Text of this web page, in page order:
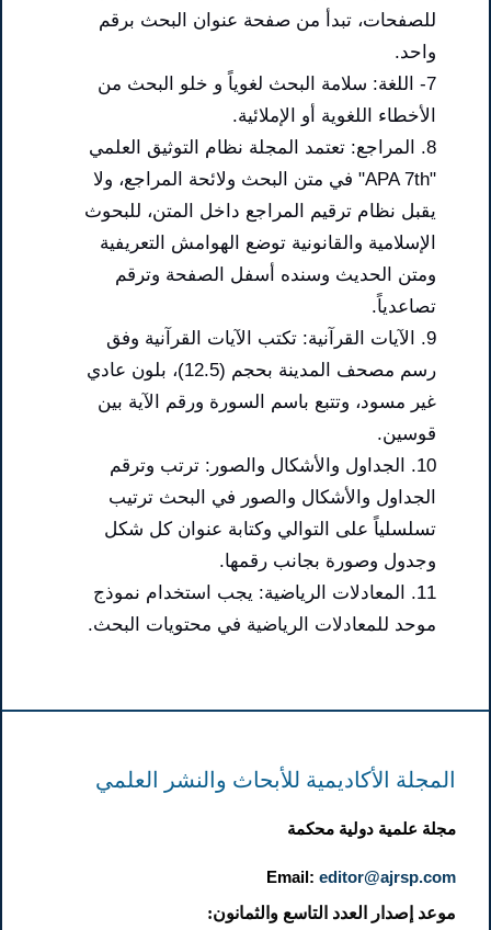
للصفحات، تبدأ من صفحة عنوان البحث برقم
واحد.
7- اللغة: سلامة البحث لغوياً و خلو البحث من
الأخطاء اللغوية أو الإملائية.
8. المراجع: تعتمد المجلة نظام التوثيق العلمي
"APA 7th" في متن البحث ولائحة المراجع، ولا
يقبل نظام ترقيم المراجع داخل المتن، للبحوث
الإسلامية والقانونية توضع الهوامش التعريفية
ومتن الحديث وسنده أسفل الصفحة وترقم
تصاعدياً.
9. الآيات القرآنية: تكتب الآيات القرآنية وفق
رسم مصحف المدينة بحجم (12.5)، بلون عادي
غير مسود، وتتبع باسم السورة ورقم الآية بين
قوسين.
10. الجداول والأشكال والصور: ترتب وترقم
الجداول والأشكال والصور في البحث ترتيب
تسلسلياً على التوالي وكتابة عنوان كل شكل
وجدول وصورة بجانب رقمها.
11. المعادلات الرياضية: يجب استخدام نموذج
موحد للمعادلات الرياضية في محتويات البحث.
المجلة الأكاديمية للأبحاث والنشر العلمي
مجلة علمية دولية محكمة
Email:editor@ajrsp.com
موعد إصدار العدد التاسع والثمانون: